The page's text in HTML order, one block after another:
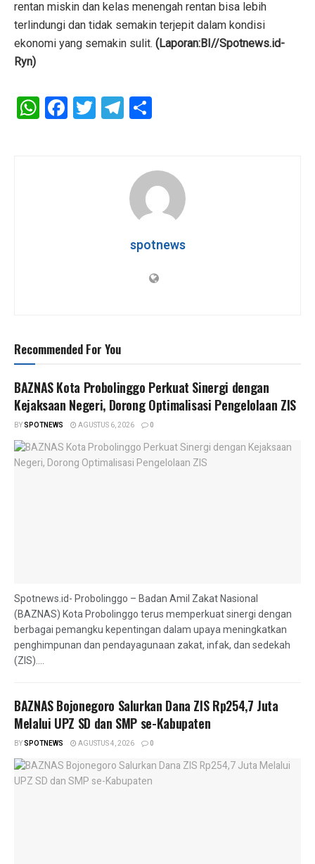
rentan miskin dan kelas menengah rentan bisa lebih
terlindungi dan tidak semakin terjepit dalam kondisi
ekonomi yang semakin sulit. (Laporan:BI//Spotnews.id-
Ryn)
W
h
F
a
T
wi
T
el
gr
a
m
e
spotnews
Recommended For You
BAZNAS Kota Probolinggo Perkuat Sinergi dengan
Kejaksaan Negeri, Dorong Optimalisasi Pengelolaan ZIS
BYSPOTNEWS AGUSTUS 6, 2026 0
Spotnews.id- Probolinggo – Badan Amil Zakat Nasional
(BAZNAS) Kota Probolinggo terus memperkuat sinergi dengan
berbagai pemangku kepentingan dalam upaya meningkatkan
penghimpunan dan pendayagunaan zakat, infak, dan sedekah
(ZIS)....
BAZNAS Bojonegoro Salurkan Dana ZIS Rp254,7 Juta
Melalui UPZ SD dan SMP se-Kabupaten
BYSPOTNEWS AGUSTUS 4, 2026 0